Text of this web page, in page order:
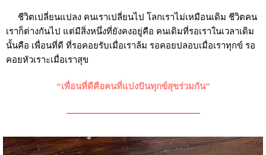
ชีวิตเปลี่ยนแปลง คนเราเปลี่ยนไป โลกเราไม่เหมือนเดิม ชีวิตคน
เราก็ต่างกันไป แต่มีสิ่งหนึ่งที่ยังคงอยู่คือ คนเดิมที่รอเราในเวลาเดิม
นั้นคือ เพื่อนที่ดี ที่รอคอยรับเมื่อเราล้ม รอคอยปลอบเมื่อเราทุกข์ รอ
คอยหัวเราะเมื่อเราสุข
“เพื่อนที่ดีคือคนที่แบ่งปันทุกข์สุขร่วมกัน”
———————————————